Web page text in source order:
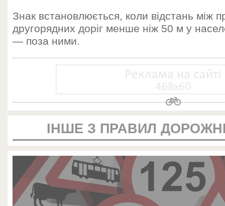
Знак встановлюється, коли відстань між
другорядних доріг менше ніж 50 м у
— поза ними.
ІНШЕ З ПРАВИЛ